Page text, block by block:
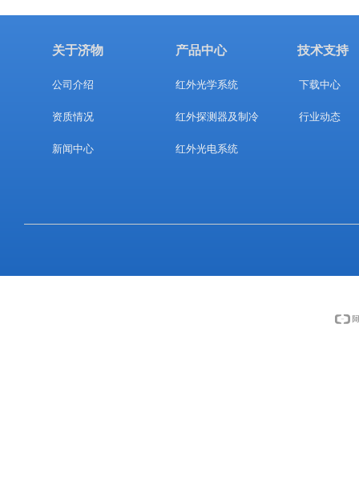
公司介绍
资质情况
新闻中心
关于济物
红外光学系统
红外探测器及制冷
红外光电系统
产品中心
下载中心
行业动态
技术支持